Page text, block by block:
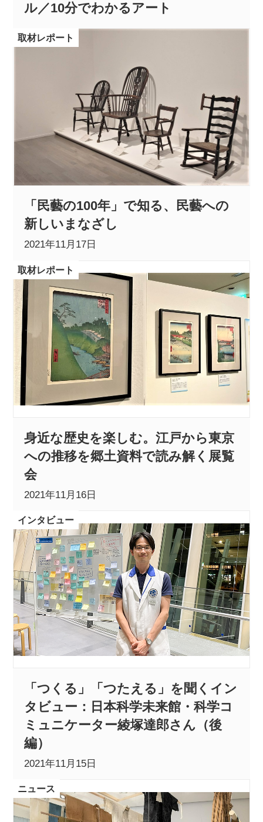
ル／10分でわかるアート
取材レポート
「民藝の100年」で知る、民藝への
新しいまなざし
2021年11月17日
取材レポート
身近な歴史を楽しむ。江戸から東京
への推移を郷土資料で読み解く展覧
会
2021年11月16日
インタビュー
「つくる」「つたえる」を聞くイン
タビュー：日本科学未来館・科学コ
ミュニケーター綾塚達郎さん（後
編）
2021年11月15日
ニュース